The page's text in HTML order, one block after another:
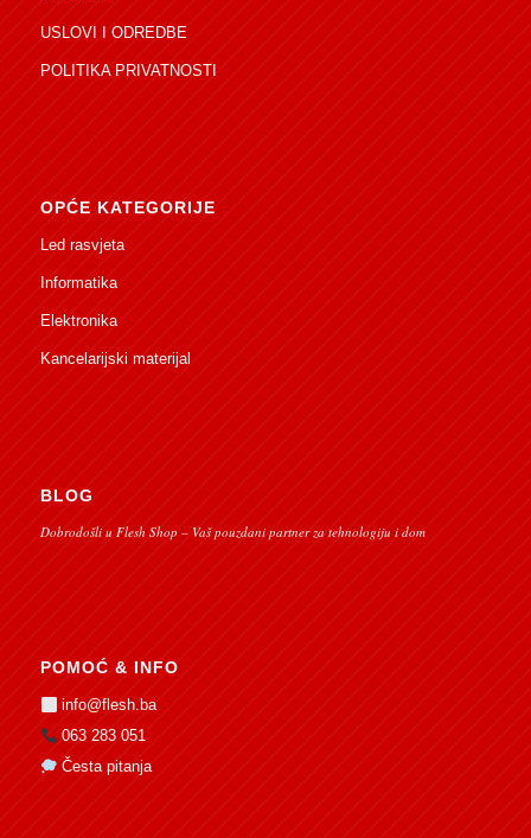
USLOVI I ODREDBE
POLITIKA PRIVATNOSTI
OPĆE KATEGORIJE
Led rasvjeta
Informatika
Elektronika
Kancelarijski materijal
BLOG
Dobrodošli u Flesh Shop – Vaš pouzdani partner za tehnologiju i dom
POMOĆ & INFO
info@flesh.ba
063 283 051
Česta pitanja